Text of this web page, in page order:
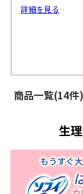
詳細を見る
商品一覧(14件)
生